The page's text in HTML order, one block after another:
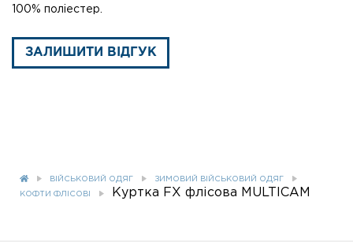
100% поліестер.
ЗАЛИШИТИ ВІДГУК
ВІЙСЬКОВИЙ ОДЯГ ЗИМОВИЙ ВІЙСЬКОВИЙ ОДЯГ
КОФТИ ФЛІСОВІ Куртка FX флісова MULTICAM